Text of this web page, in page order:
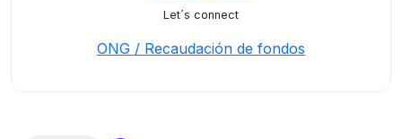
Let´s connect
ONG / Recaudación de fondos